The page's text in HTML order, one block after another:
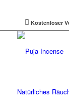
Kostenloser
Natürliches